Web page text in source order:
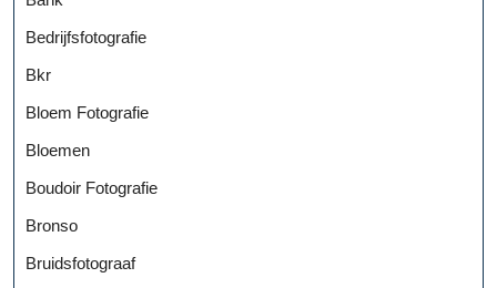
Bedrijfsfotografie
Bkr
Bloem Fotografie
Bloemen
Boudoir Fotografie
Bronso
Bruidsfotograaf